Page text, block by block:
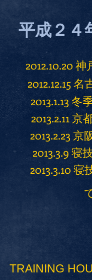
平成２４
2012.10.20
2012.12.15
2013.1.13 冬
2013.2.11
2013.2.23
2013.3.9 寝
2013.3.10
TRAINING